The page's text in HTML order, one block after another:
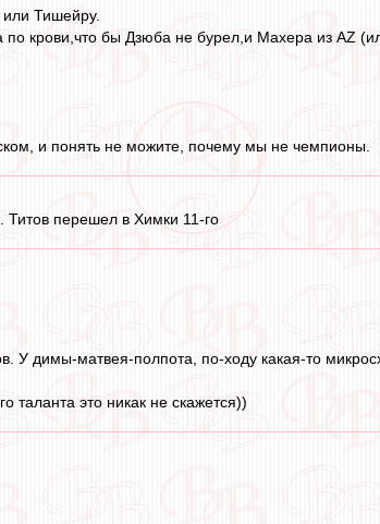
Тишейру.
по крови,что бы Дзюба не бурел,и Махера из АZ
и понять не можите, почему мы не чемпионы.
Титов перешел в Химки 11-го
У димы-матвея-полпота, по-ходу какая-то
таланта это никак не скажется))